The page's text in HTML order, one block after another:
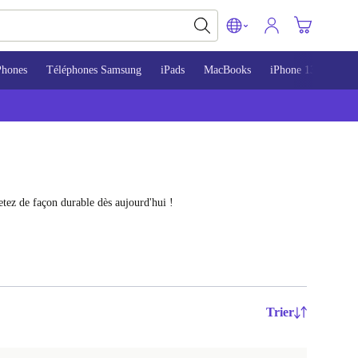
Téléphones Samsung iPads MacBooks iPhone 13
de façon durable dès aujourd'hui !
Trier